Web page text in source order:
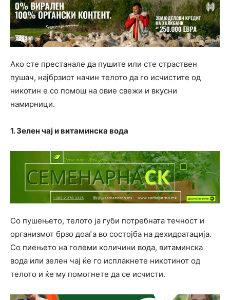
Ако сте престанале да пушите или сте страствен
пушач, најбрзиот начин телото да го исчистите од
никотин е со помош на овие свежи и вкусни
намирници.
1. Зелен чај и витаминска вода
Со пушењето, телото ја губи потребната течност и
организмот брзо доаѓа во состојба на дехидратација.
Со пиењето на големи количини вода, витаминска
вода или зелен чај ќе го исплакнете никотинот од
телото и ќе му помогнете да се исчисти.